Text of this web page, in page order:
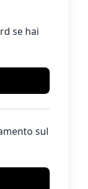
se hai
sul